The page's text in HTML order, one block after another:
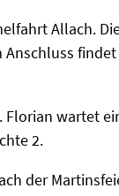
Allach.
wartet
2.
der